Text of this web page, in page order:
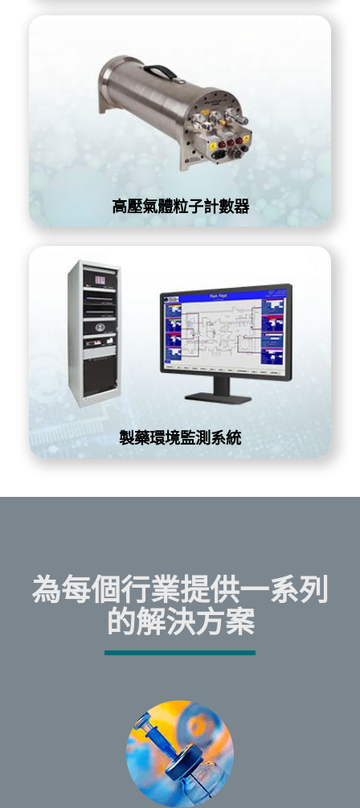
高壓氣體粒子計數器
製藥環境監測系統
為每個行業提供一系列
的解決方案